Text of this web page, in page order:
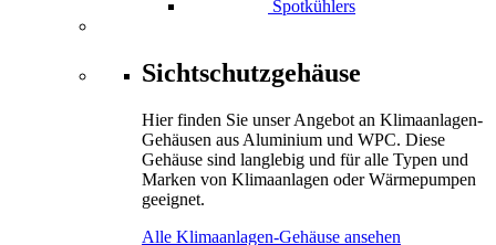
Spotkühlers
Sichtschutzgehäuse
Hier finden Sie unser Angebot an Klimaanlagen-
Gehäusen aus Aluminium und WPC. Diese
Gehäuse sind langlebig und für alle Typen und
Marken von Klimaanlagen oder Wärmepumpen
geeignet.
Alle Klimaanlagen-Gehäuse ansehen